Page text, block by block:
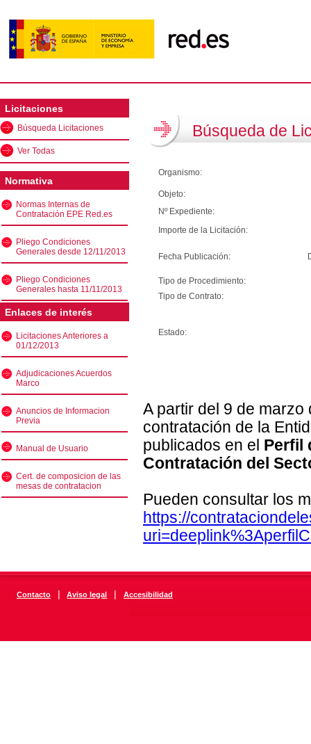
Licitaciones
Búsqueda Licitaciones
Ver Todas
Normativa
Normas Internas de
Contratación EPE Red.es
Pliego Condiciones
Generales desde 12/11/2013
Pliego Condiciones
Generales hasta 11/11/2013
Enlaces de interés
Licitaciones Anteriores a
01/12/2013
Adjudicaciones Acuerdos
Marco
Anuncios de Informacion
Previa
Manual de Usuario
Cert. de composicion de las
mesas de contratacion
Búsqueda de
Organismo:
Objeto:
Nº Expediente:
Importe de la Licitación:
Fecha Publicación:
Tipo de Procedimiento:
Tipo de Contrato:
Estado:
A partir del 9 de
contratación de la
publicados en el Perfil
Contratación del
Pueden consultar los
https://
Contacto | Aviso legal | Accesibilidad